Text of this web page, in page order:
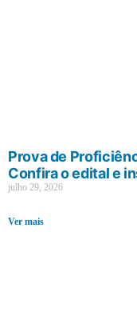
Prova de
Confira o edital e
julho 29, 2026
Ver mais